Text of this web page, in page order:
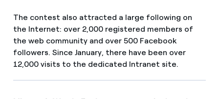
The contest also attracted a large following on
the Internet: over 2,000 registered members of
the web community and over 500 Facebook
followers. Since January, there have been over
12,000 visits to the dedicated Intranet site.